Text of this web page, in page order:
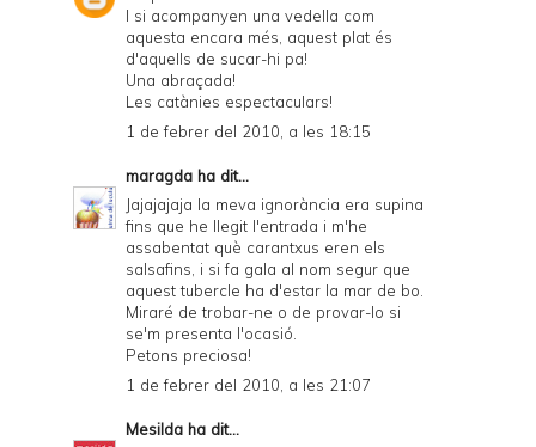
I si acompanyen una vedella com
aquesta encara més, aquest plat és
d'aquells de sucar-hi pa!
Una abraçada!
Les catànies espectaculars!
1 de febrer del 2010, a les 18:15
maragda ha dit...
Jajajajaja la meva ignorància era supina
fins que he llegit l'entrada i m'he
assabentat què carantxus eren els
salsafins, i si fa gala al nom segur que
aquest tubercle ha d'estar la mar de bo.
Miraré de trobar-ne o de provar-lo si
se'm presenta l'ocasió.
Petons preciosa!
1 de febrer del 2010, a les 21:07
Mesilda ha dit...